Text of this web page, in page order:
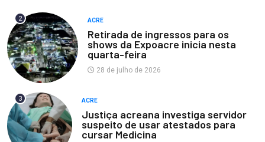
2 ACRE
Retirada de ingressos para os
shows da Expoacre inicia nesta
quarta-feira
28 de julho de 2026
3 ACRE
Justiça acreana investiga servidor
suspeito de usar atestados para
cursar Medicina